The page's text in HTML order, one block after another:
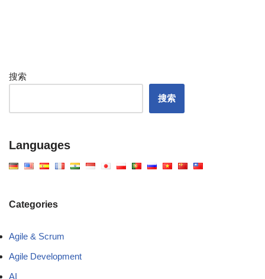
搜索
搜索
Languages
Categories
Agile & Scrum
Agile Development
AI